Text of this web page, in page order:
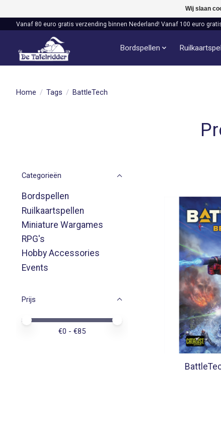
Vanaf 80 euro gratis verzending binnen Nederland! Vanaf 100 euro
Bordspellen
Home / Tags / BattleTech
Categorieën
Bordspellen
Ruilkaartspellen
Miniature Wargames
RPG's
Hobby Accessories
Events
Prijs
Minimale prijswaarde
Price maximum value
€0 - €85
Wij slaan